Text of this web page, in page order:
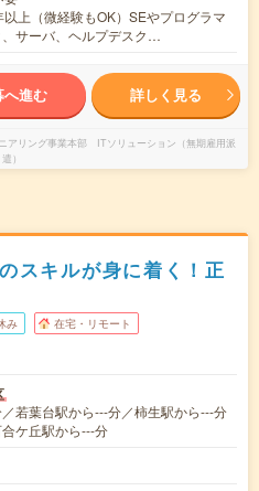
上（微経験もOK）SEやプログラマ
サーバ、ヘルプデスク…
へ進む 詳しく見る
アリング事業本部 ITソリューション（無期雇用派
遣）
スキルが身に着く！正
み 在宅・リモート
若葉台駅から---分／柿生駅から---分
ケ丘駅から---分